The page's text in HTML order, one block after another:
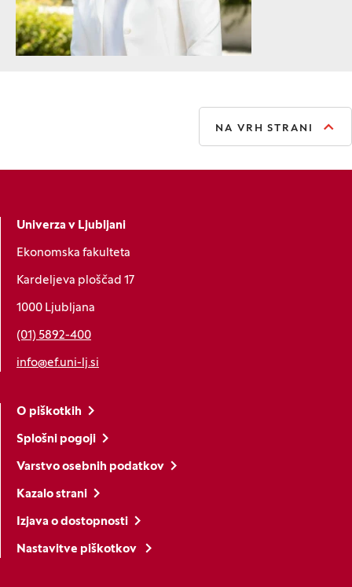
NA VRH STRANI
Univerza v Ljubljani
Ekonomska fakulteta
Kardeljeva ploščad 17
1000 Ljubljana
(01) 5892-400
info@ef.uni-lj.si
O piškotkih
Splošni pogoji
Varstvo osebnih podatkov
Kazalo strani
Izjava o dostopnosti
Nastavitve piškotkov